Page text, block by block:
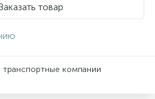
товар
транспортные компании